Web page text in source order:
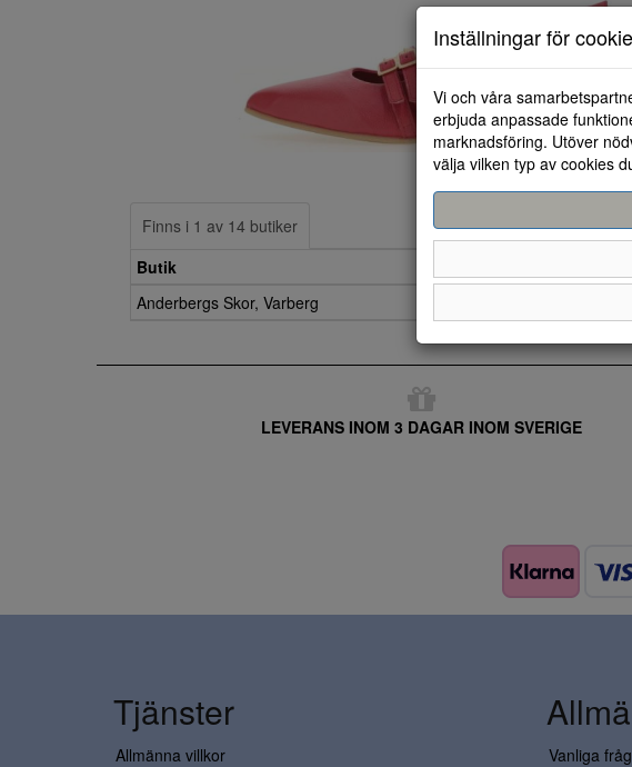
Finns i 1 av 14 butiker
Butik
Anderbergs Skor, Varberg
LEVERANS INOM 3 DAGAR INOM SVERIGE
Inställningar för
Vi och våra
erbjuda anpassade
marknadsföring. Utöver
välja vilken typ av cookies
Tjänster
Allmänna villkor Vanliga